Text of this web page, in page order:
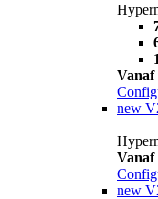
Vanaf
new
Vanaf
new